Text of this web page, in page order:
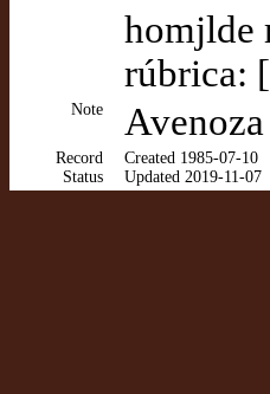
homjlde
rúbrica:
Note
Record
Status
Created 1985-07-10
Updated 2019-11-07